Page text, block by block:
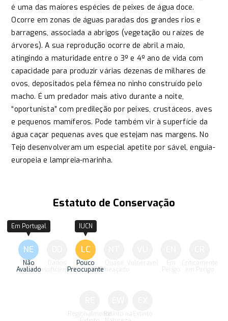
é uma das maiores espécies de peixes de água doce.
Ocorre em zonas de águas paradas dos grandes rios e
barragens, associada a abrigos (vegetação ou raízes de
árvores). A sua reprodução ocorre de abril a maio,
atingindo a maturidade entre o 3º e 4º ano de vida com
capacidade para produzir várias dezenas de milhares de
ovos, depositados pela fêmea no ninho construído pelo
macho. É um predador mais ativo durante a noite,
“oportunista” com predileção por peixes, crustáceos, aves
e pequenos mamíferos. Pode também vir à superfície da
água caçar pequenas aves que estejam nas margens. No
Tejo desenvolveram um especial apetite por sável, enguia-
europeia e lampreia-marinha.
Estatuto de Conservação
NE
Não
Avaliado
Em Portugal
Dados
Insuficientes
LC
Pouco
Preocupante
IUCN
Quase
Ameaçado
Vulnerável
Em
Perigo
Criticamente
em Perigo
RegionalmenteExtinto na Extinto